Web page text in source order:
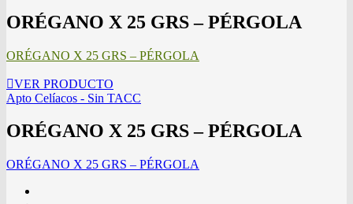
ORÉGANO X 25 GRS – PÉRGOLA
ORÉGANO X 25 GRS – PÉRGOLA
VER PRODUCTO
Apto Celíacos - Sin TACC
ORÉGANO X 25 GRS – PÉRGOLA
ORÉGANO X 25 GRS – PÉRGOLA